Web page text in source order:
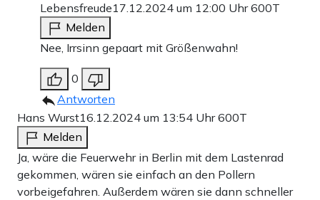
Lebensfreude17.12.2024 um 12:00 Uhr600T
Melden
Nee, Irrsinn gepaart mit Größenwahn!
0
Antworten
Hans Wurst16.12.2024 um 13:54 Uhr600T
Melden
Ja, wäre die Feuerwehr in Berlin mit dem Lastenrad
gekommen, wären sie einfach an den Pollern
vorbeigefahren. Außerdem wären sie dann schneller